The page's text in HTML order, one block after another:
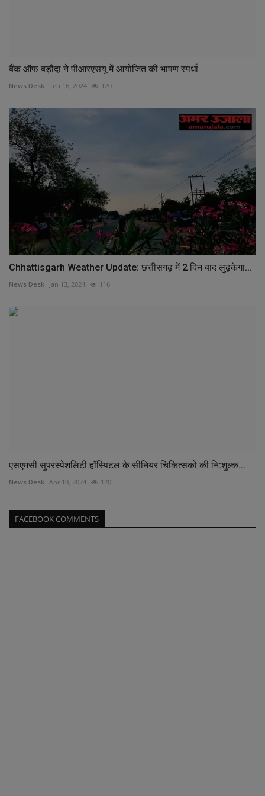
बैंक ऑफ बड़ौदा ने पीआरएसयू में आयोजित की भाषण स्पर्धा
News Desk Feb 16, 2024 120
Chhattisgarh Weather Update: छत्तीसगढ़ में 2 दिन बाद लुढ़केगा...
News Desk Jan 13, 2024 116
एसएमसी सुपरस्पेशलिटी हॉस्पिटल के सीनियर चिकित्सकों की नि:शुल्क...
News Desk Apr 10, 2024 120
FACEBOOK COMMENTS